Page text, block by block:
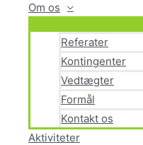
Om os
Referater
Kontingenter
Vedtægter
Formål
Kontakt os
Aktiviteter